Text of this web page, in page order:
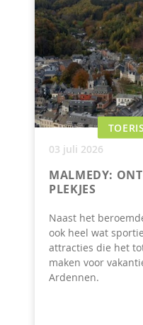
03 juli 2026
MALMEDY:
PLEKJES
Naast het
ook heel wat
attracties die het
maken voor
Ardennen.